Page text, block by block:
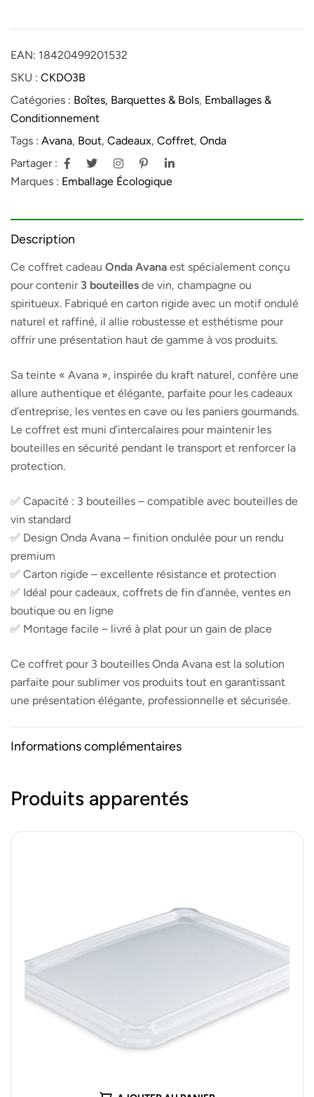
EAN: 18420499201532
SKU : CKDO3B
Catégories : Boîtes, Barquettes & Bols, Emballages &
Conditionnement
Tags : Avana, Bout, Cadeaux, Coffret, Onda
Partager :
Marques : Emballage Écologique
Description
Ce coffret cadeau Onda Avana est spécialement conçu
pour contenir 3 bouteilles de vin, champagne ou
spiritueux. Fabriqué en carton rigide avec un motif ondulé
naturel et raffiné, il allie robustesse et esthétisme pour
offrir une présentation haut de gamme à vos produits.
Sa teinte « Avana », inspirée du kraft naturel, confère une
allure authentique et élégante, parfaite pour les cadeaux
d’entreprise, les ventes en cave ou les paniers gourmands.
Le coffret est muni d’intercalaires pour maintenir les
bouteilles en sécurité pendant le transport et renforcer la
protection.
✅ Capacité : 3 bouteilles – compatible avec bouteilles de
vin standard
✅ Design Onda Avana – finition ondulée pour un rendu
premium
✅ Carton rigide – excellente résistance et protection
✅ Idéal pour cadeaux, coffrets de fin d’année, ventes en
boutique ou en ligne
✅ Montage facile – livré à plat pour un gain de place
Ce coffret pour 3 bouteilles Onda Avana est la solution
parfaite pour sublimer vos produits tout en garantissant
une présentation élégante, professionnelle et sécurisée.
Informations complémentaires
Produits apparentés